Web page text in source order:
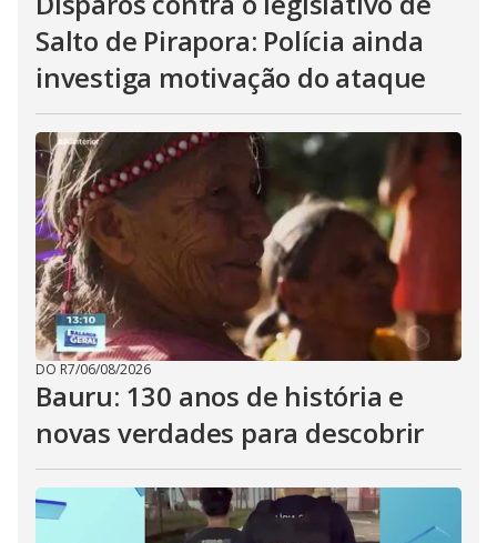
Salto de Pirapora: Polícia ainda
investiga motivação do ataque
DO R7/06/08/2026
Bauru: 130 anos de história e
novas verdades para descobrir